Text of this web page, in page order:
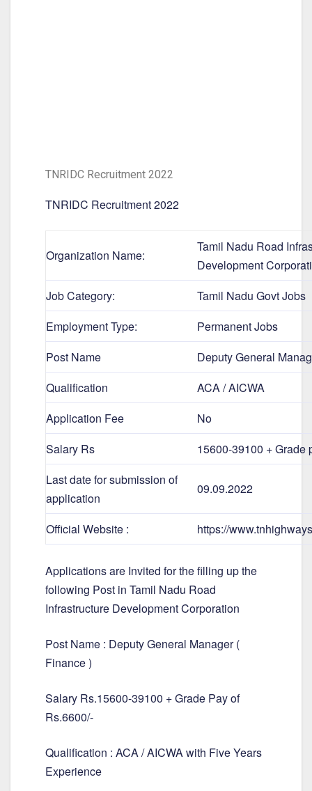
TNRIDC Recruitment 2022
TNRIDC Recruitment 2022
Organization Name:
Tamil Nadu Road
Development
Job Category:
Tamil Nadu Govt Jobs
Employment Type:
Permanent Jobs
Post Name
Deputy General
Qualification
ACA / AICWA
Application Fee
No
Salary Rs
15600-39100 + Grade
Last date for submission of
application
09.09.2022
Official Website : https://
Applications are Invited for the filling up the
following Post in Tamil Nadu Road
Infrastructure Development Corporation
Post Name : Deputy General Manager (
Finance )
Salary Rs.15600-39100 + Grade Pay of
Rs.6600/-
Qualification : ACA / AICWA with Five Years
Experience